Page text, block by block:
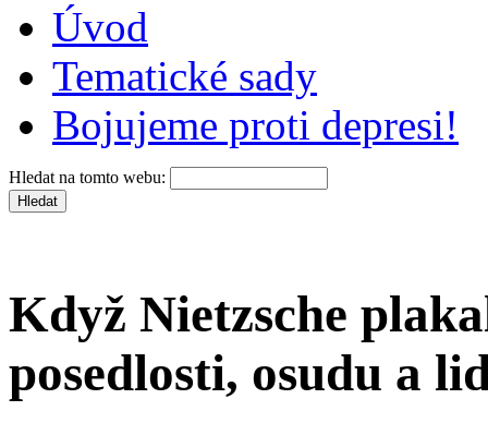
Úvod
Tematické sady
Bojujeme proti depresi!
Hledat na tomto webu:
Když Nietzsche
posedlosti, osudu a